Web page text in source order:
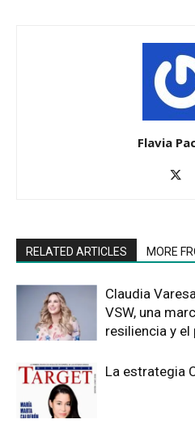
Flavia
RELATED ARTICLES MORE
Claudia
VSW, una
resiliencia y
La estrategia